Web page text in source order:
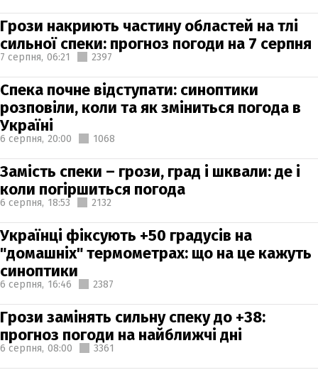
Грози накриють частину областей на тлі
сильної спеки: прогноз погоди на 7 серпня
7 серпня, 06:21 2397
Спека почне відступати: синоптики
розповіли, коли та як зміниться погода в
Україні
6 серпня, 20:00 1068
Замість спеки – грози, град і шквали: де і
коли погіршиться погода
6 серпня, 18:53 2132
Українці фіксують +50 градусів на
"домашніх" термометрах: що на це кажуть
синоптики
6 серпня, 16:46 2387
Грози замінять сильну спеку до +38:
прогноз погоди на найближчі дні
6 серпня, 08:00 3361